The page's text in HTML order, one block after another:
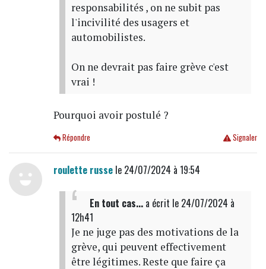
responsabilités , on ne subit pas
l'incivilité des usagers et
automobilistes.
On ne devrait pas faire grève c'est
vrai !
Pourquoi avoir postulé ?
Signaler
Répondre
roulette russele 24/07/2024 à 19:54
En tout cas...a écrit le 24/07/2024 à
12h41
Je ne juge pas des motivations de la
grève, qui peuvent effectivement
être légitimes. Reste que faire ça